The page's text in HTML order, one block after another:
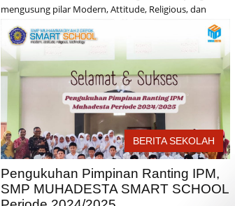
mengusung pilar Modern, Attitude, Religious, dan
Technology, kami berkomitmen untuk
membuka...Read more »
BERITA SEKOLAH
Pengukuhan Pimpinan Ranting IPM,
SMP MUHADESTA SMART SCHOOL